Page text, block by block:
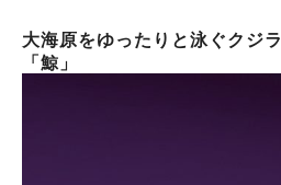
大海原をゆったりと泳ぐクジ
「鯨」